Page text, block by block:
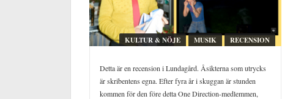
KULTUR & NÖJE MUSIK RECENSION
Detta är en recension i Lundagård. Åsikterna som utrycks
är skribentens egna. Efter fyra år i skuggan är stunden
kommen för den före detta One Direction-medlemmen,